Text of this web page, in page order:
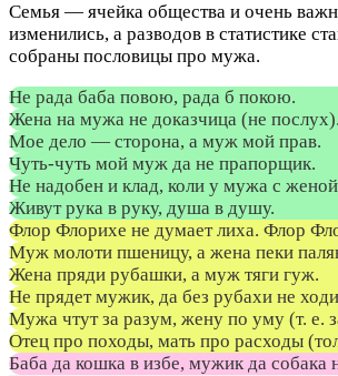
Семья — ячейка общества и очень
изменились, а разводов в статистике
собраны пословицы про мужа.
Не рада баба повою, рада б покою.
Жена на мужа не доказчица (не послух).
Мое дело — сторона, а муж мой прав.
Чуть-чуть мой муж да не прапорщик.
Не надобен и клад, коли у мужа с
Живут рука в руку, душа в душу.
Флор Флорихе не думает лиха. Флор
Муж молоти пшеницу, а жена пеки
Жена пряди рубашки, а муж тяги гуж.
Не прядет мужик, да без рубахи не
Мужа чтут за разум, жену по уму (т. е.
Отец про походы, мать про расходы
Баба да кошка в избе, мужик да собака